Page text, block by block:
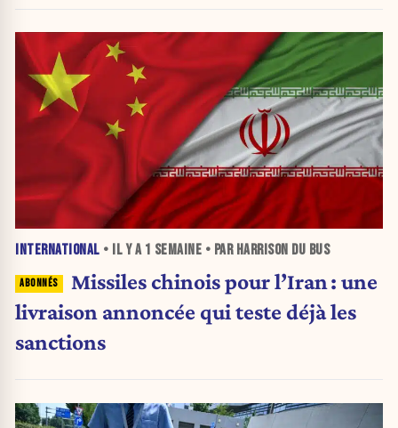
INTERNATIONAL • IL Y A 1 SEMAINE • PAR HARRISON DU BUS
Missiles chinois pour l’Iran : une
livraison annoncée qui teste déjà les
sanctions